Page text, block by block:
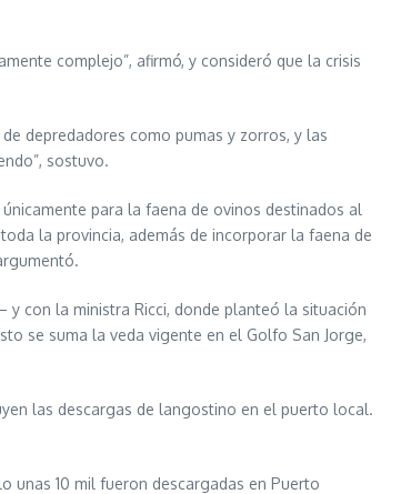
complejo”, afirmó, y consideró que la crisis
depredadores como pumas y zorros, y las
sostuvo.
para la faena de ovinos destinados al
la provincia, además de incorporar la faena de
con la ministra Ricci, donde planteó la situación
se suma la veda vigente en el Golfo San Jorge,
las descargas de langostino en el puerto local.
unas 10 mil fueron descargadas en Puerto